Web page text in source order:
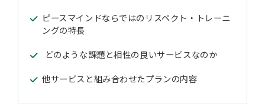
ピースマインドならではのリスペクト・トレーニ
ングの特長
どのような課題と相性の良いサービスなのか
他サービスと組み合わせたプランの内容